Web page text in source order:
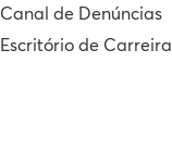
Canal de Denúncias
Escritório de Carreira